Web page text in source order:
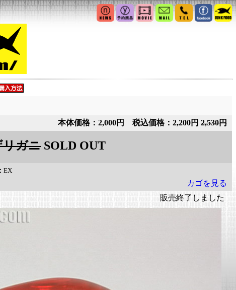
本体価格：2,000円 税込価格：2,200円 2,530円
ガニ SOLD OUT
EX
カゴを見る
販売終了しました